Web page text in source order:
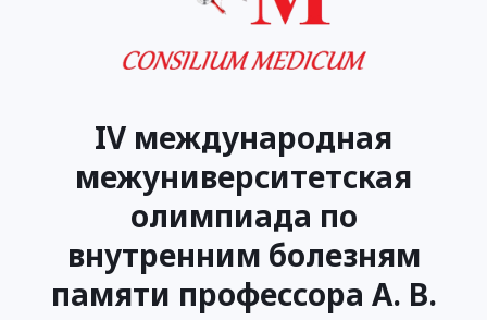
IV международная
межуниверситетская
олимпиада по
внутренним болезням
памяти профессора А. В.